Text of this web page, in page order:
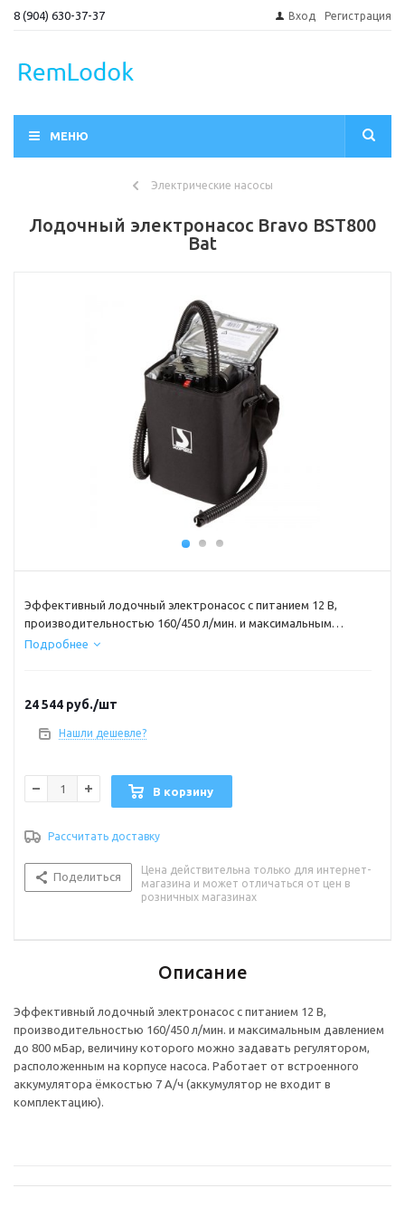
8 (904) 630-37-37 Вход Регистрация
МЕНЮ
Электрические насосы
Лодочный электронасос Bravo BST800
Bat
Эффективный лодочный электронасос с питанием 12 В,
производительностью 160/450 л/мин. и максимальным
давлением до 800 мБар, величину которого можно задавать
не входит в комплектацию).
Подробнее
24 544 руб./шт
Нашли дешевле?
В корзину
Рассчитать доставку
Поделиться
Цена действительна только для интернет-
магазина и может отличаться от цен в
розничных магазинах
Описание
Эффективный лодочный электронасос с питанием 12 В,
производительностью 160/450 л/мин. и максимальным давлением
до 800 мБар, величину которого можно задавать регулятором,
расположенным на корпусе насоса. Работает от встроенного
аккумулятора ёмкостью 7 А/ч (аккумулятор не входит в
комплектацию).